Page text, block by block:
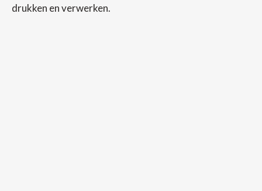
drukken en verwerken.